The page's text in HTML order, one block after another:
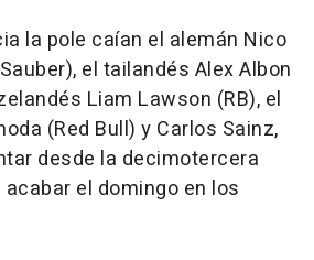
la pole caían el alemán Nico
el tailandés Alex Albon
Liam Lawson (RB), el
(Red Bull) y Carlos Sainz,
desde la decimotercera
el domingo en los